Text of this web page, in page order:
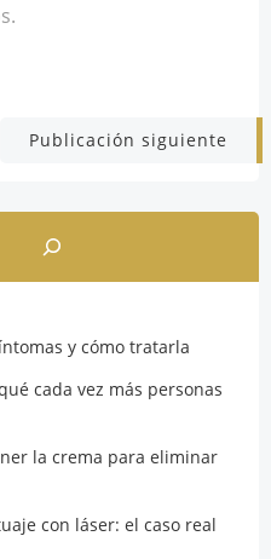
Navegación
por
las
Publicación siguiente
y cómo tratarla
cada vez más personas
la crema para eliminar
con láser: el caso real